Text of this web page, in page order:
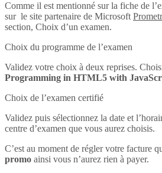
Comme il est mentionné sur la fiche de
sur le site partenaire de Microsoft
section, Choix d’un examen.
Choix du programme de l’examen
Validez votre choix à deux reprises.
Programming in HTML5 with
Choix de l’examen certifié
Validez puis sélectionnez la date et
centre d’examen que vous aurez choisis.
C’est au moment de régler votre facture
promo ainsi vous n’aurez rien à payer.